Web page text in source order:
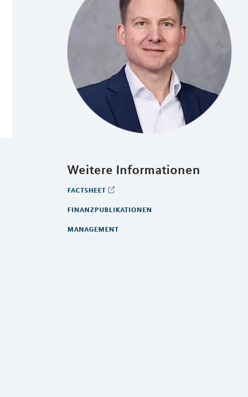
Weitere Informationen
factsheet
finanzpublikationen
management